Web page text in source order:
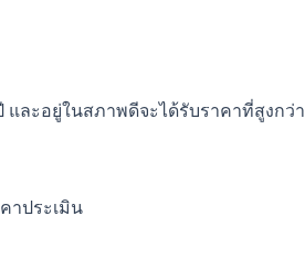
ละอยู่ในสภาพดีจะได้รับราคาที่สูงกว่า
าประเมิน